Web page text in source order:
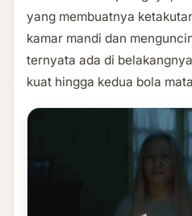
yang membuatnya
kamar mandi dan
ternyata ada di
kuat hingga kedua bola